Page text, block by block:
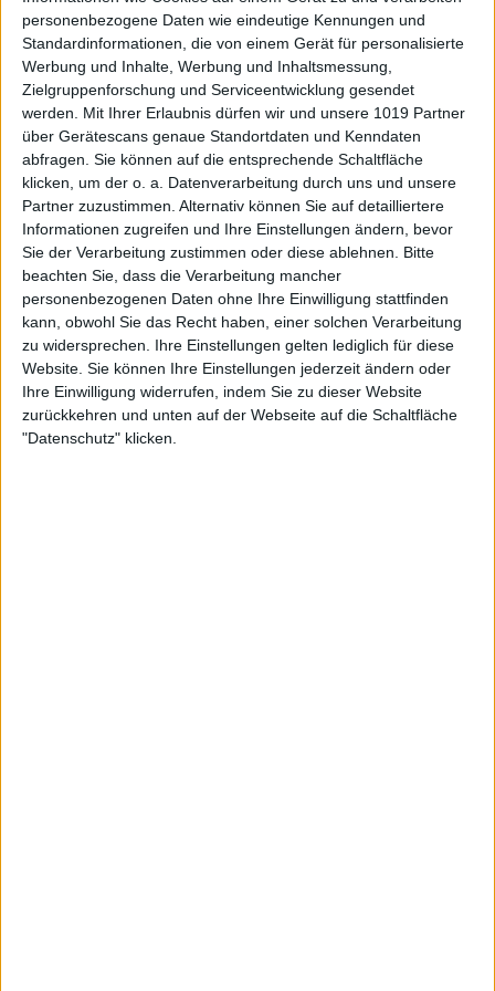
personenbezogene Daten wie eindeutige Kennungen und
Standardinformationen, die von einem Gerät für personalisierte
Werbung und Inhalte, Werbung und Inhaltsmessung,
Zielgruppenforschung und Serviceentwicklung gesendet
werden.
Mit Ihrer Erlaubnis dürfen wir und unsere 1019 Partner
über Gerätescans genaue Standortdaten und Kenndaten
abfragen. Sie können auf die entsprechende Schaltfläche
klicken, um der o. a. Datenverarbeitung durch uns und unsere
Partner zuzustimmen. Alternativ können Sie auf detailliertere
Informationen zugreifen und Ihre Einstellungen ändern, bevor
Sie der Verarbeitung zustimmen oder diese ablehnen.
Bitte
beachten Sie, dass die Verarbeitung mancher
personenbezogenen Daten ohne Ihre Einwilligung stattfinden
kann, obwohl Sie das Recht haben, einer solchen Verarbeitung
zu widersprechen. Ihre Einstellungen gelten lediglich für diese
Website. Sie können Ihre Einstellungen jederzeit ändern oder
Ihre Einwilligung widerrufen, indem Sie zu dieser Website
zurückkehren und unten auf der Webseite auf die Schaltfläche
"Datenschutz" klicken.